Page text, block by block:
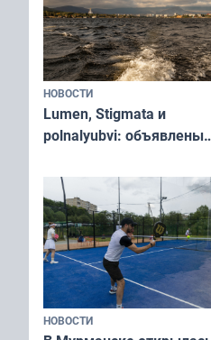
НОВОСТИ
Lumen, Stigmata и
polnalyubvi: объявлены
«Имандра» в 2026 года
НОВОСТИ